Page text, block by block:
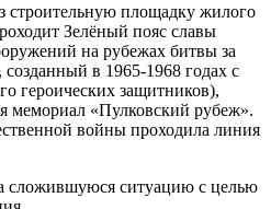
строительную площадку жилого
Зелёный пояс славы
на рубежах битвы за
в 1965-1968 годах с
героических защитников),
мемориал «Пулковский рубеж».
войны проходила линия
сложившуюся ситуацию с целью